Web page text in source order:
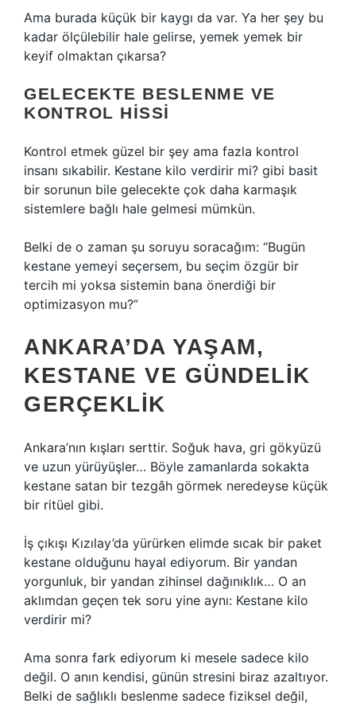
Ama burada küçük bir kaygı da var. Ya her şey bu
kadar ölçülebilir hale gelirse, yemek yemek bir
keyif olmaktan çıkarsa?
GELECEKTE BESLENME VE
KONTROL HISSI
Kontrol etmek güzel bir şey ama fazla kontrol
insanı sıkabilir. Kestane kilo verdirir mi? gibi basit
bir sorunun bile gelecekte çok daha karmaşık
sistemlere bağlı hale gelmesi mümkün.
Belki de o zaman şu soruyu soracağım: “Bugün
kestane yemeyi seçersem, bu seçim özgür bir
tercih mi yoksa sistemin bana önerdiği bir
optimizasyon mu?”
ANKARA’DA YAŞAM,
KESTANE VE GÜNDELIK
GERÇEKLIK
Ankara’nın kışları serttir. Soğuk hava, gri gökyüzü
ve uzun yürüyüşler… Böyle zamanlarda sokakta
kestane satan bir tezgâh görmek neredeyse küçük
bir ritüel gibi.
İş çıkışı Kızılay’da yürürken elimde sıcak bir paket
kestane olduğunu hayal ediyorum. Bir yandan
yorgunluk, bir yandan zihinsel dağınıklık… O an
aklımdan geçen tek soru yine aynı: Kestane kilo
verdirir mi?
Ama sonra fark ediyorum ki mesele sadece kilo
değil. O anın kendisi, günün stresini biraz azaltıyor.
Belki de sağlıklı beslenme sadece fiziksel değil,